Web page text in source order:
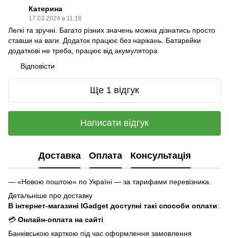
Катерина
17.03.2024 в 11:16
Легкі та зручні. Багато різних значень можна дізнатись просто
ставши на ваги. Додаток працює без нарікань. Батарейки
додаткові не треба, працює від акумулятора
Відповісти
Ще 1 відгук
Написати відгук
Доставка Оплата Консультація
— «Новою поштою» по Україні — за тарифами перевізника.
Детальніше про доставку
В інтернет-магазині IGadget доступні такі способи оплати:
💳 Онлайн-оплата на сайті
Банківською карткою під час оформлення замовлення